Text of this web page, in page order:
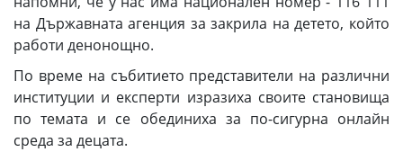
на Държавната агенция за закрила на детето, който
работи денонощно.
По време на събитието представители на различни
институции и експерти изразиха своите становища
по темата и се обединиха за по-сигурна онлайн
среда за децата.